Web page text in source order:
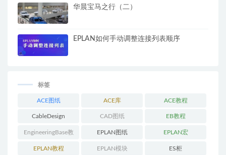
华晨宝马之行（二）
EPLAN如何手动调整连接列表顺序
标签
ACE图纸 ACE库 ACE教程
CableDesign CAD图纸 EB教程
EngineeringBase教
程
EPLAN图纸 EPLAN宏
EPLAN教程 EPLAN模块 ES柜